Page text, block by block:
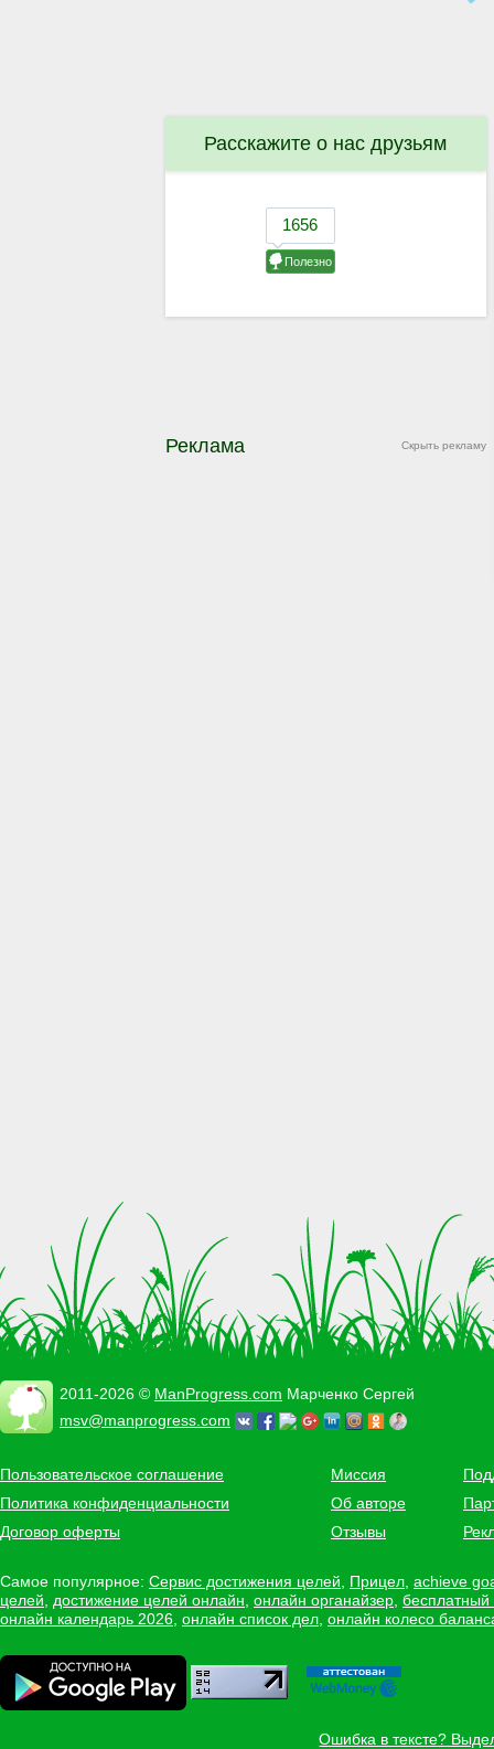
Расскажите о нас друзьям
Скрыть рекламу
Реклама
2011-2026 © ManProgress.com Марченко Сергей
msv@manprogress.com
Пользовательское соглашение
Политика конфиденциальности
Договор оферты
Миссия
Об авторе
Отзывы
Самое популярное: Сервис достижения целей Прицел achieve
целей
достижение целей онлайн онлайн органайзер
онлайн календарь 2026 онлайн список дел онлайн колесо
Ошибка в тексте?